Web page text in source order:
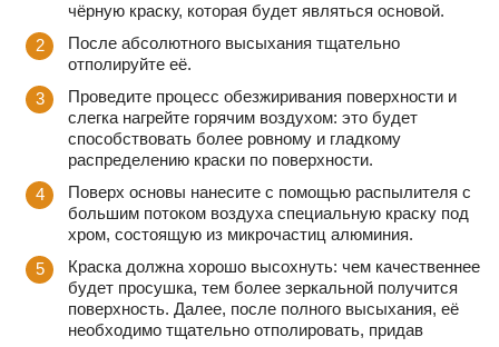
чёрную краску, которая будет являться основой.
После абсолютного высыхания тщательно
отполируйте её.
Проведите процесс обезжиривания поверхности и
слегка нагрейте горячим воздухом: это будет
способствовать более ровному и гладкому
распределению краски по поверхности.
Поверх основы нанесите с помощью распылителя с
большим потоком воздуха специальную краску под
хром, состоящую из микрочастиц алюминия.
Краска должна хорошо высохнуть: чем качественнее
будет просушка, тем более зеркальной получится
поверхность. Далее, после полного высыхания, её
необходимо тщательно отполировать, придав